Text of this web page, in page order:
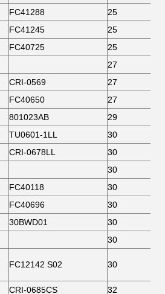
FC41288
25
FC41245
25
FC40725
25
27
CRI-0569
27
FC40650
27
801023AB
29
TU0601-1LL
30
CRI-0678LL
30
30
FC40118
30
FC40696
30
30BWD01
30
30
FC12142 S02 30
CRI-0685CS 32